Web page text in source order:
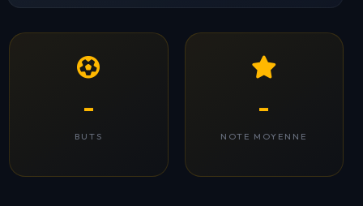
-
BUTS
-
NOTE MOYENNE